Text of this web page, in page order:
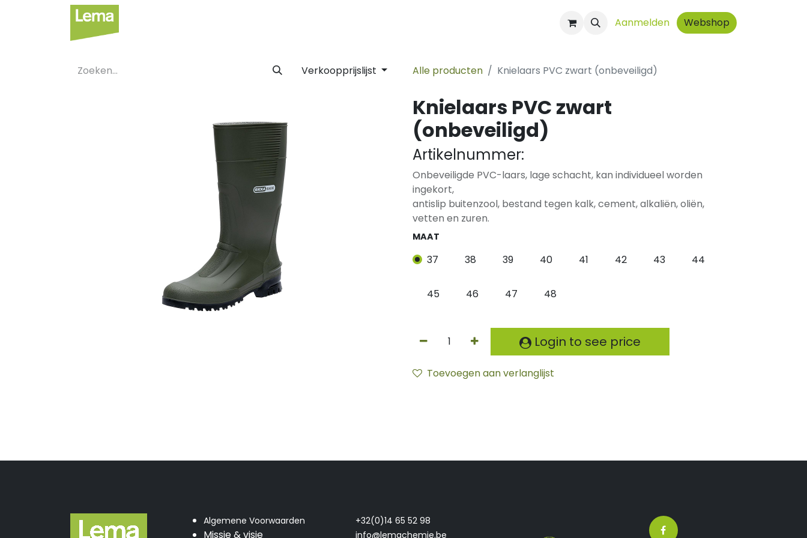
Aanmelden Webshop
Verkoopprijslijst Alle producten Knielaars PVC zwart (onbeveiligd)
Knielaars PVC zwart
(onbeveiligd)
Artikelnummer:
Onbeveiligde PVC-laars, lage schacht, kan individueel worden
ingekort,
antislip buitenzool, bestand tegen kalk, cement, alkaliën, oliën,
vetten en zuren.
MAAT
37 38 39 40 41 42 43 44
45 46 47 48
Login to see price
Toevoegen aan verlanglijst
Algemene Voorwaarden
Missie & visie
+32(0)14 65 52 98
info@lemachemie.be